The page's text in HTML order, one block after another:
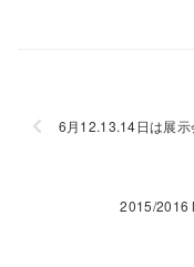
6月12.13.14日は展
2015/2016